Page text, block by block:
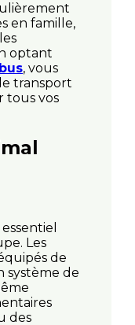
en famille,
optant
, vous
transport
tous vos
Les
de
système de
des